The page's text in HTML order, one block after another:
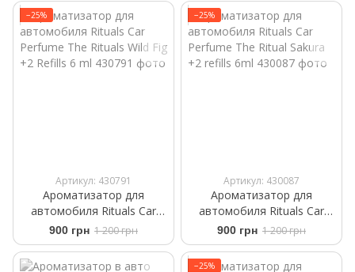
−25%
Артикул: 430791
Ароматизатор для
автомобиля Rituals ​Car
Perfume The Rituals Wild Fig
+2 Refills 6 ml
900 грн 1 200 грн
−25%
Артикул: 430087
Ароматизатор для
автомобиля Rituals ​Car
Perfume The Ritual Sakura
+2 refills 6ml
900 грн 1 200 грн
−25%